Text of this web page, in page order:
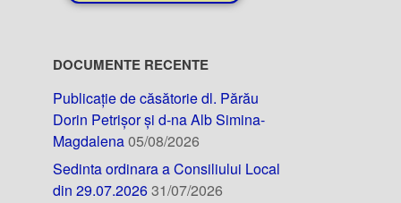
DOCUMENTE RECENTE
Publicație de căsătorie dl. Părău
Dorin Petrișor și d-na Alb Simina-
Magdalena05/08/2026
Sedinta ordinara a Consiliului Local
din 29.07.202631/07/2026